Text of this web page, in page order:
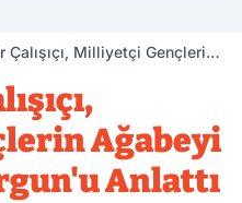
Çalışıçı, Milliyetçi Gençlerin
Ağabeyi
Anlattı